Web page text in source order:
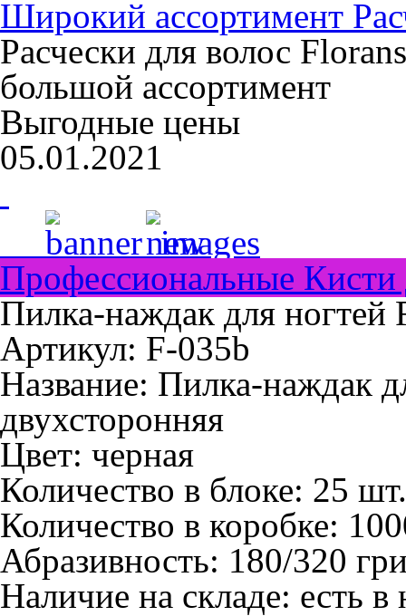
Широкий ассортимент
Расчески для волос Florans
большой ассортимент
Выгодные цены
05.01.2021
Профессиональные
Пилка-наждак для ногтей
Артикул: F-035b
Название: Пилка-наждак
двухсторонняя
Цвет: черная
Количество в блоке: 25 шт.
Количество в коробке:
Абразивность: 180/320
Наличие на складе: есть в